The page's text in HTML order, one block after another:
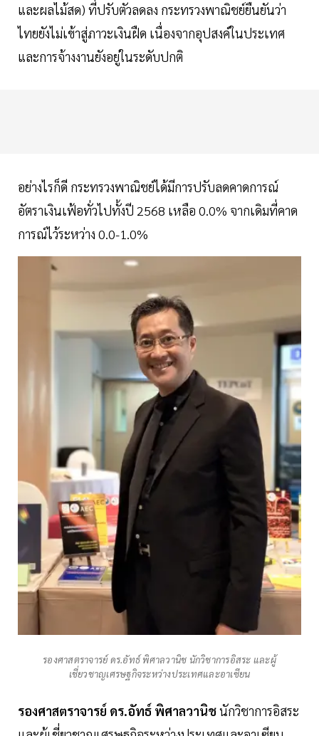
และผลไม้สด) ที่ปรับตัวลดลง กระทรวงพาณิชย์ยืนยันว่า
ไทยยังไม่เข้าสู่ภาวะเงินฝืด เนื่องจากอุปสงค์ในประเทศ
และการจ้างงานยังอยู่ในระดับปกติ
อย่างไรก็ดี กระทรวงพาณิชย์ได้มีการปรับลดคาดการณ์
อัตราเงินเฟ้อทั่วไปทั้งปี 2568 เหลือ 0.0% จากเดิมที่คาด
การณ์ไว้ระหว่าง 0.0-1.0%
รองศาสตราจารย์ ดร.อัทธ์ พิศาลวานิช นักวิชาการอิสระ และผู้
เชี่ยวชาญเศรษฐกิจระหว่างประเทศและอาเซียน
รองศาสตราจารย์ ดร.อัทธ์ พิศาลวานิชนักวิชาการอิสระ